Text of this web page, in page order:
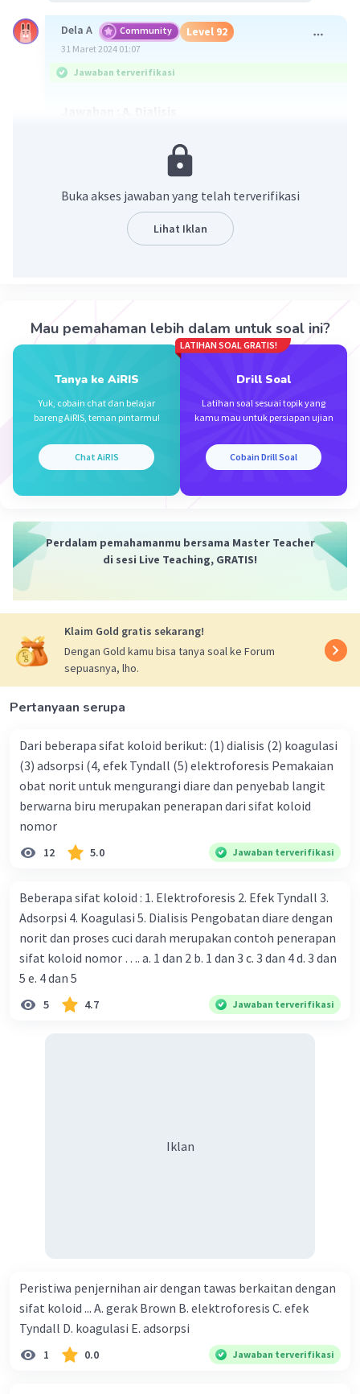
Dela A Community Level 92
31 Maret 2024 01:07
Jawaban terverifikasi
Pada tahap dialisis digunakan kantung selofan
sebagai membran semipermeabel dengan
ukuran pori yang dapat memisahkan molekul
dengan massa dibawah 12.000 –14.000 Da.
Dengan cara ini, molekul-molekul yang ada di
keluar dari membran, pengotor dalm enzim pun
dapat
berkurang. Jadi, pemurnian enzim tersebut
memanfaatkan salah satu sifat koloid yaitu
dialisis.
Community
A.
Buka akses jawaban yang telah terverifikasi
Lihat Iklan
Mau pemahaman lebih dalam untuk soal ini?
Tanya ke AiRIS
Yuk, cobain chat dan belajar
bareng AiRIS, teman pintarmu!
Chat AiRIS
LATIHAN SOAL GRATIS!
Drill Soal
Latihan soal sesuai topik yang
kamu mau untuk persiapan ujian
Cobain Drill Soal
Perdalam pemahamanmu bersama Master Teacher
di sesi Live Teaching, GRATIS!
Klaim Gold gratis sekarang!
Dengan Gold kamu bisa tanya soal ke Forum
sepuasnya, lho.
Pertanyaan serupa
Dari beberapa sifat koloid berikut: (1) dialisis (2) koagulasi
(3) adsorpsi (4, efek Tyndall (5) elektroforesis Pemakaian
obat norit untuk mengurangi diare dan penyebab langit
berwarna biru merupakan penerapan dari sifat koloid
nomor
12 5.0 Jawaban terverifikasi
Beberapa sifat koloid : 1. Elektroforesis 2. Efek Tyndall 3.
Adsorpsi 4. Koagulasi 5. Dialisis Pengobatan diare dengan
norit dan proses cuci darah merupakan contoh penerapan
sifat koloid nomor …. a. 1 dan 2 b. 1 dan 3 c. 3 dan 4 d. 3 dan
5 e. 4 dan 5
5 4.7 Jawaban terverifikasi
Iklan
Peristiwa penjernihan air dengan tawas berkaitan dengan
sifat koloid ... A. gerak Brown B. elektroforesis C. efek
Tyndall D. koagulasi E. adsorpsi
1 0.0 Jawaban terverifikasi